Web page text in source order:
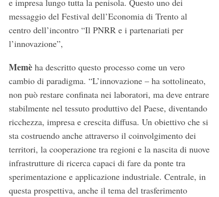
e impresa lungo tutta la penisola. Questo uno dei
messaggio del Festival dell’Economia di Trento al
centro dell’incontro “Il PNRR e i partenariati per
l’innovazione”,
Memèha descritto questo processo come un vero
cambio di paradigma. “L’innovazione – ha sottolineato,
non può restare confinata nei laboratori, ma deve entrare
stabilmente nel tessuto produttivo del Paese, diventando
ricchezza, impresa e crescita diffusa. Un obiettivo che si
sta costruendo anche attraverso il coinvolgimento dei
territori, la cooperazione tra regioni e la nascita di nuove
infrastrutture di ricerca capaci di fare da ponte tra
sperimentazione e applicazione industriale. Centrale, in
questa prospettiva, anche il tema del trasferimento